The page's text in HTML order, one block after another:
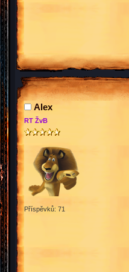
Аlex
RT ŽvB
Příspěvků: 71